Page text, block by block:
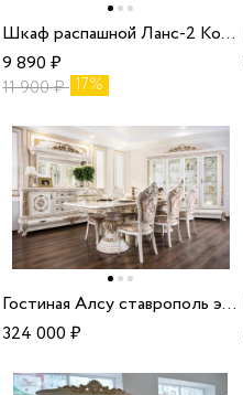
Шкаф распашной Ланс-2 Комби
9 890₽
11 900₽ 17%
Гостиная Алсу ставрополь эра
324 000₽